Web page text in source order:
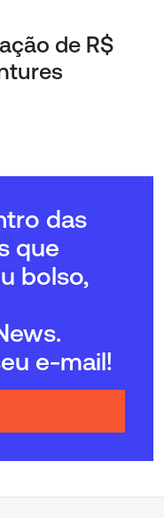
de R$
das
que
bolso,
e-mail!